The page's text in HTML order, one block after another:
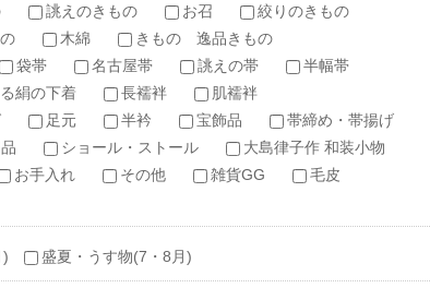
誂えのきもの お召
絞りのきもの
木綿
きもの 逸品きもの
袋帯 名古屋帯 誂えの帯
半幅帯
絹の下着 長襦袢
肌襦袢
足元 半衿 宝飾品
帯締め・帯揚げ
ショール・ストール
大島律子作 和装小物
お手入れ その他 雑貨GG
毛皮
) 盛夏・うす物(7・8月)